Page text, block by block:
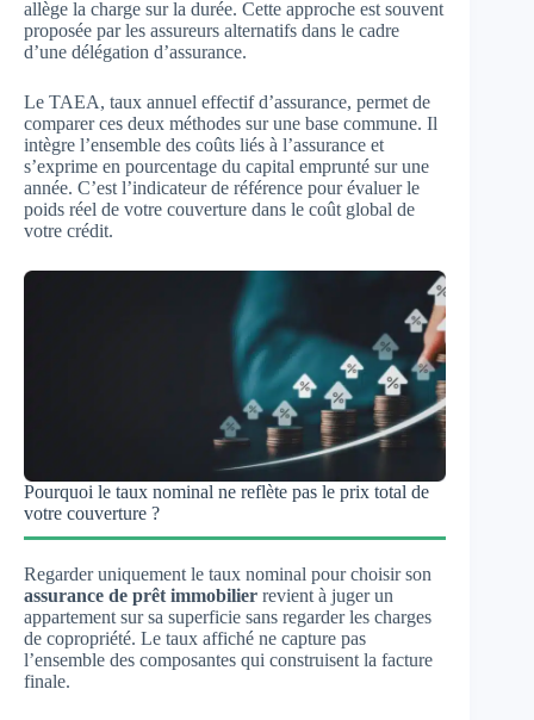
allège la charge sur la durée. Cette approche est souvent
proposée par les assureurs alternatifs dans le cadre
d’une délégation d’assurance.
Le TAEA, taux annuel effectif d’assurance, permet de
comparer ces deux méthodes sur une base commune. Il
intègre l’ensemble des coûts liés à l’assurance et
s’exprime en pourcentage du capital emprunté sur une
année. C’est l’indicateur de référence pour évaluer le
poids réel de votre couverture dans le coût global de
votre crédit.
Pourquoi le taux nominal ne reflète pas le prix total de
votre couverture ?
Regarder uniquement le taux nominal pour choisir son
assurance de prêt immobilier revient à juger un
appartement sur sa superficie sans regarder les charges
de copropriété. Le taux affiché ne capture pas
l’ensemble des composantes qui construisent la facture
finale.